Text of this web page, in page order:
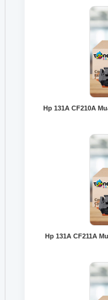
Hp 131A CF210A
Hp 131A CF211A